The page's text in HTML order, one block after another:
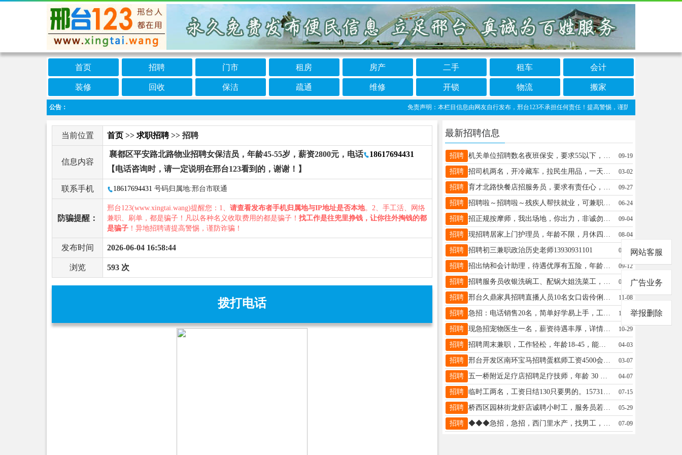
首页 招聘 门市 租房 房产 二手 租车 会计
装修 回收 保洁 疏通 维修 开锁 物流 搬家
公告： 免责声明：本栏目信息由网友自行发布，邢台123不承担任何责任！提高警惕，谨防诈骗！做推广、做信
当前位置 首页 >> 求职招聘>> 招聘
信息内容
襄都区平安路北路物业招聘女保洁员，年龄45-55岁，薪资2800元，电话
18617694431
【电话咨询时，请一定说明在邢台123看到的，谢谢！】
联系手机 18617694431 号码归属地:邢台市联通
防骗提醒：
邢台123(www.xingtai.wang)提醒您：1、 请查看发布者手机归属地与IP地址是否本地。2、手工活、网络
兼职、刷单，都是骗子！凡以各种名义收取费用的都是骗子！ 找工作是往兜里挣钱，让你往外掏钱的都
是骗子 ！异地招聘请提高警惕，谨防诈骗！
发布时间 2026-06-04 16:58:44
浏览 593 次
拨打电话
最新招聘信息
招聘 机关单位招聘数名夜班保安，要求55以下，身体健康 有意者联系：张经理17331482586 09-19
招聘 招司机两名，开冷藏车，拉民生用品，一天一趟，不用装卸，工资面议13932931167 03-02
招聘 育才北路快餐店招服务员，要求有责任心，踏实耐干， 工作轻松 有意面谈，15369932273 09-27
招聘 招聘啦～招聘啦～残疾人帮扶就业，可兼职可全职，包食宿要了解快联系我吧 06-24
招聘 招正规按摩师，我出场地，你出力，非诚勿扰，15531961052 09-04
招聘 现招聘居家上门护理员，年龄不限，月休四天，热爱养老服务行业、有护理证优先。工资面议。联系电话：18531785085同微 08-04
招聘 招聘初三兼职政治历史老师13930931101 01-16
招聘 招出纳和会计助理，待遇优厚有五险，年龄23-36，要求大专及以上学历有经验，地址翰林院，：16633982031 09-12
招聘 招聘服务员收银洗碗工、配锅大姐洗菜工，包吃住，薪资待遇优厚＋16630930837 02-04
招聘 邢台久鼎家具招聘直播人员10名女口齿伶俐有工作经验者优先五官端正。底薪加提成，美和医院对过，19030894118 11-08
招聘 急招：电话销售20名，简单好学易上手，工作氛围好，无责底薪4000+高提成，有意咨询：17320884614 11-20
招聘 现急招宠物医生一名，薪资待遇丰厚，详情可电联15132990712！ 10-29
招聘 招聘周末兼职，工作轻松，年龄18-45，能来➕微信:16631976011。 04-03
招聘 邢台开发区南环宝马招聘蛋糕师工资4500会做小蛋糕 地址后楼下村南18730920070 03-07
招聘 五一桥附近足疗店招聘足疗技师，年龄 30 左右。工资六千到一万周结。微电同步 13313092920 04-07
招聘 临时工两名，工资日结130只要男的。15731998800 07-15
招聘 桥西区园林街龙虾店诚聘小时工，服务员若干名，随时上班18832901082微信同号 05-29
招聘 ◆◆◆急招，急招，西门里水产，找男工，下午1点-7点，暑假工勿扰，活不累待遇好☎️15303396612 07-09
网站客服
广告业务
举报删除